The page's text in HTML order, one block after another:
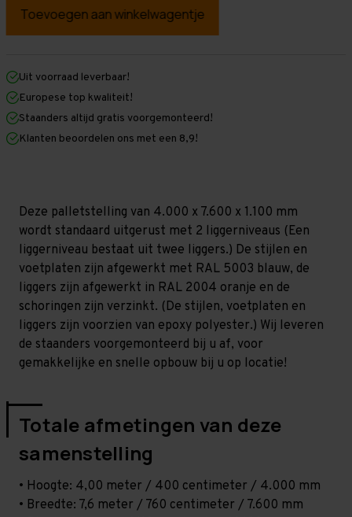
Palletstelling
mm
mm
x
1.100
mm
-
-
T80
Palletstelling
mm
mm
1.100
mm
(HxLxD)
-
T80
Uit voorraad leverbaar!
Europese top kwaliteit!
Staanders altijd gratis voorgemonteerd!
Klanten beoordelen ons met een 8,9!
Deze palletstelling van 4.000 x 7.600 x 1.100 mm
wordt standaard uitgerust met 2 liggerniveaus (Een
liggerniveau bestaat uit twee liggers.) De stijlen en
voetplaten zijn afgewerkt met RAL 5003 blauw, de
liggers zijn afgewerkt in RAL 2004 oranje en de
schoringen zijn verzinkt. (De stijlen, voetplaten en
liggers zijn voorzien van epoxy polyester.) Wij leveren
de staanders voorgemonteerd bij u af, voor
gemakkelijke en snelle opbouw bij u op locatie!
Totale afmetingen van deze
samenstelling
• Hoogte: 4,00 meter / 400 centimeter / 4.000 mm
• Breedte: 7,6 meter / 760 centimeter / 7.600 mm